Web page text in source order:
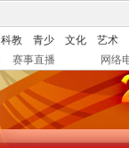
科教 青少 文化
艺术
赛事直播 网络